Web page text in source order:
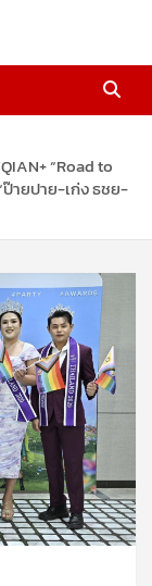
“Road to
ายปาย-เก่ง ธชย-